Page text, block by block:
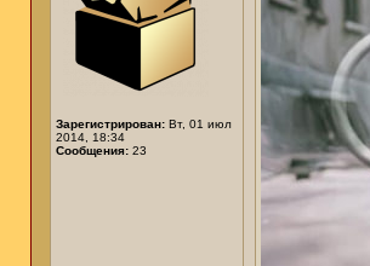
Зарегистрирован: Вт, 01 июл
2014, 18:34
Сообщения: 23